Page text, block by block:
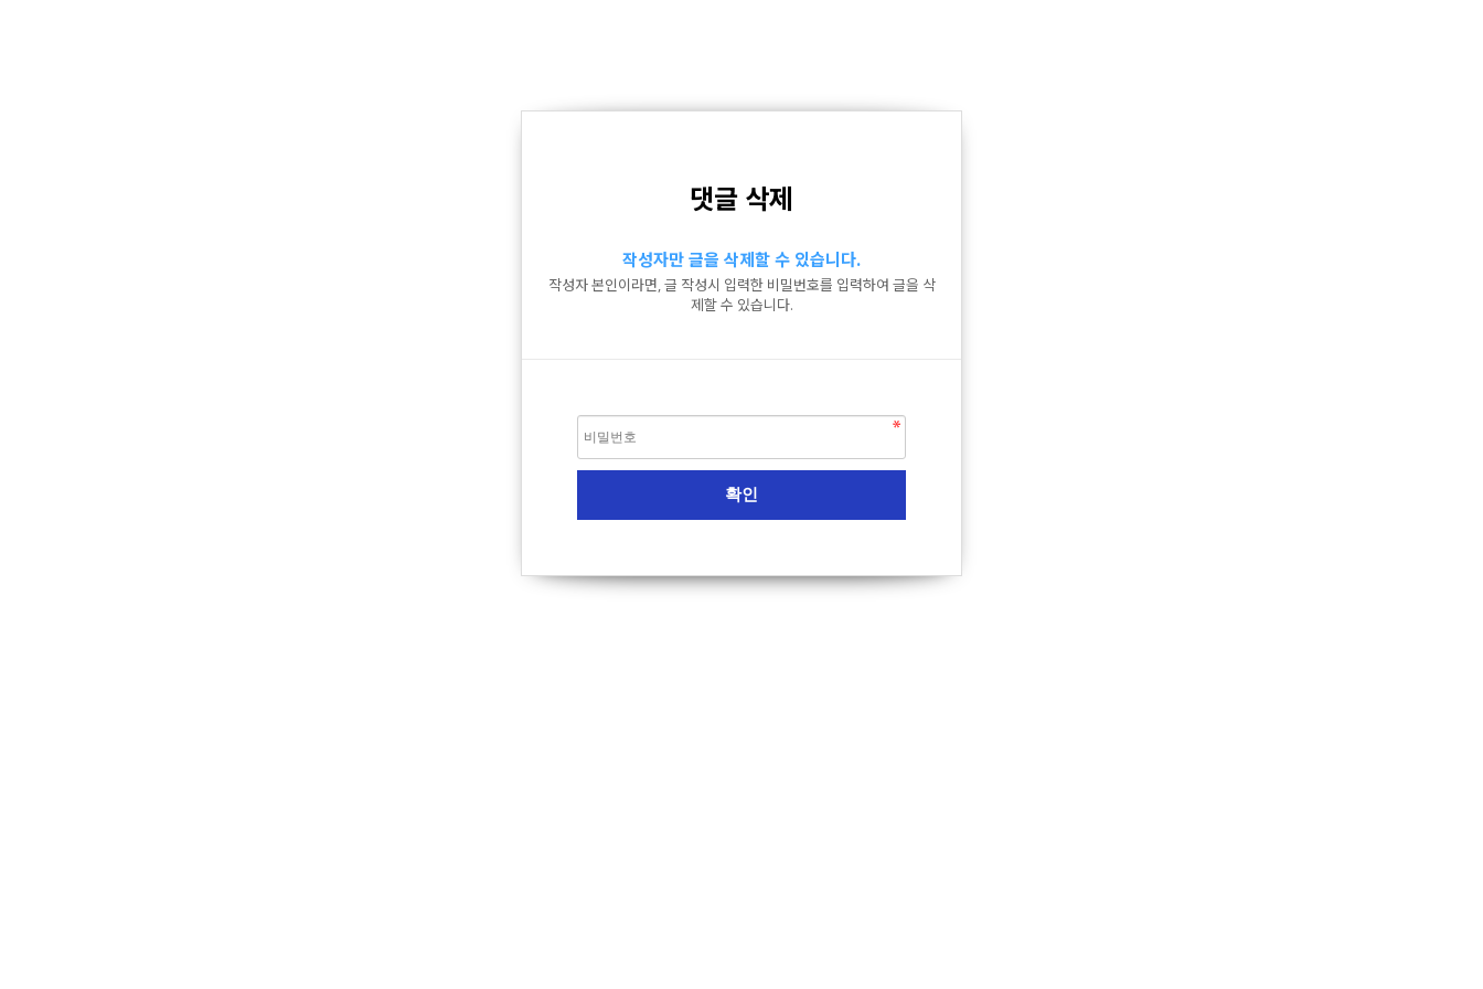
댓글 삭제
작성자만 글을 삭제할 수 있습니다.
작성자 본인이라면, 글 작성시 입력한 비밀번호를 입력하여 글을 삭
제할 수 있습니다.